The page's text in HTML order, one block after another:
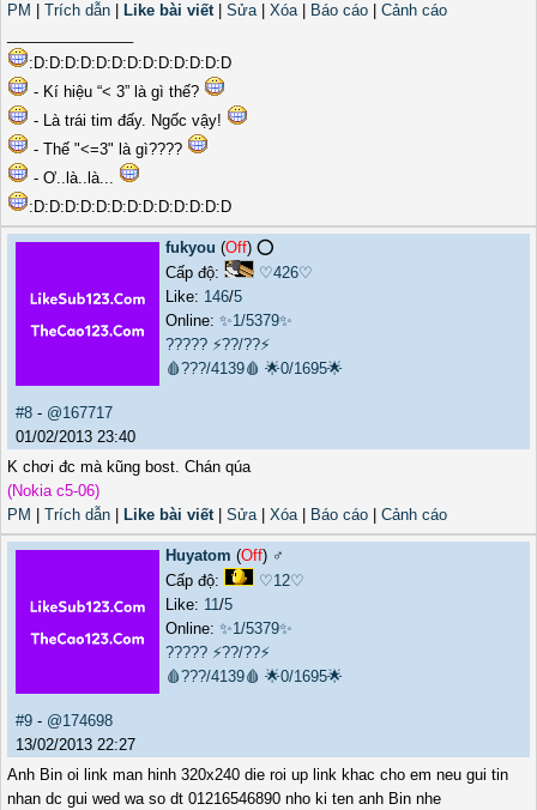
PM
Trích dẫn Like bài viết| Sửa| Xóa| Báo cáo
Cảnh cáo
:D:D:D:D:D:D:D:D:D:D:D:D:D
- Kí hiệu “< 3” là gì thế?
- Là trái tim đấy. Ngốc vậy!
- Thế "<=3" là gì????
- Ơ..là..là...
:D:D:D:D:D:D:D:D:D:D:D:D:D
fukyou (Off) ⭕️
Cấp độ:
♡426♡
Like: 146/5
Online: ✨1/5379✨
????? ⚡??/??⚡
🩸???/4139🩸 🌟0/1695🌟
#8 - @167717
01/02/2013 23:40
K chơi đc mà kũng bost. Chán qúa
(Nokia c5-06)
PM
Trích dẫn Like bài viết| Sửa| Xóa| Báo cáo Cảnh cáo
Huyatom (Off) ♂️
Cấp độ:
♡12♡
Like: 11/5
Online: ✨1/5379✨
????? ⚡??/??⚡
🩸???/4139🩸 🌟0/1695🌟
#9 - @174698
13/02/2013 22:27
Anh Bin oi link man hinh 320x240 die roi up link khac cho em neu gui tin
nhan dc gui wed wa so dt 01216546890 nho ki ten anh Bin nhe